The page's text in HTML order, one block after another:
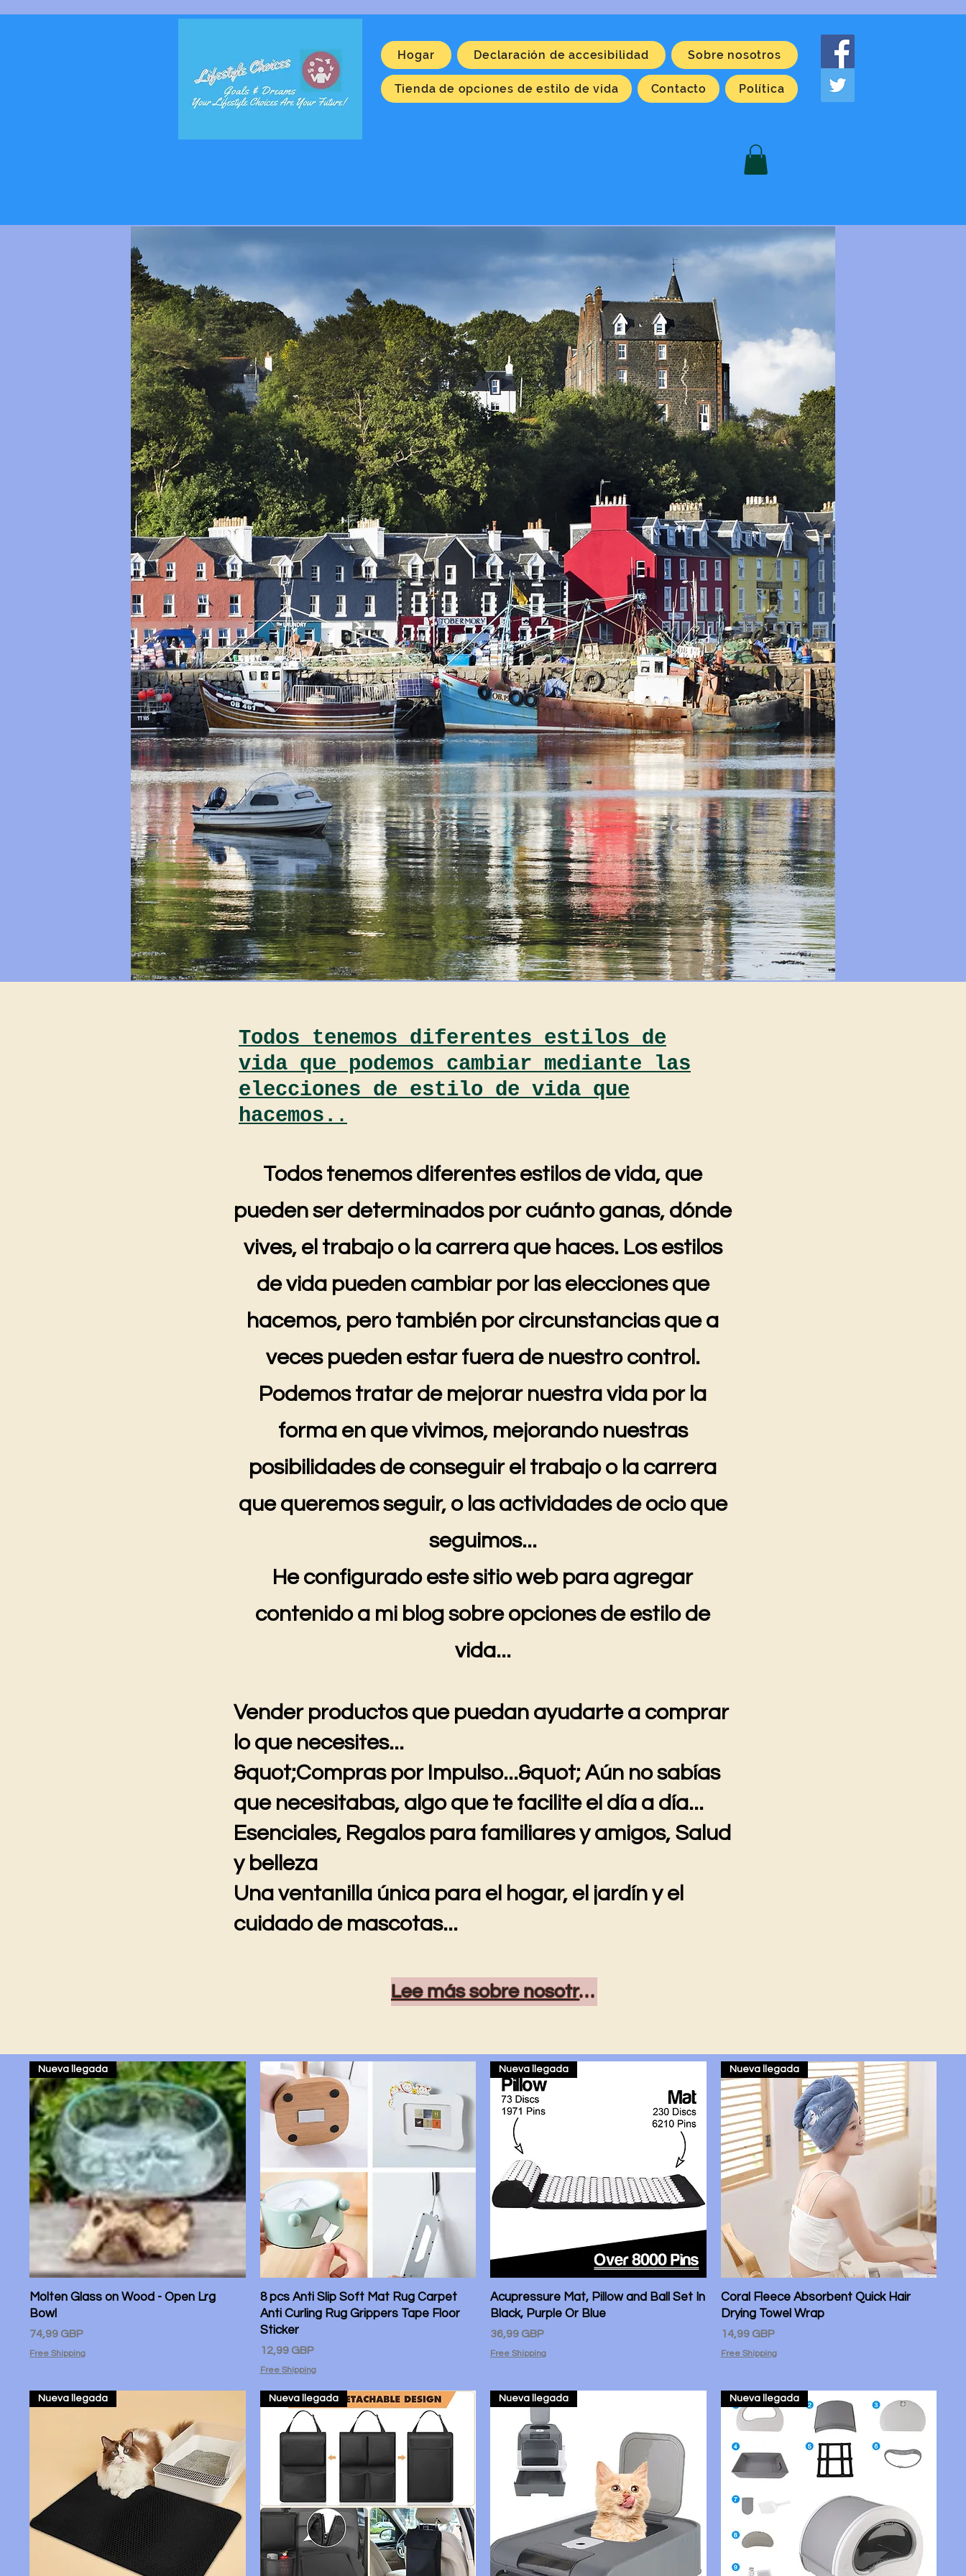
Hogar Declaración de accesibilidad Sobre nosotros
Tienda de opciones de estilo de vida Contacto Política
Todos tenemos diferentes estilos de
vida que podemos cambiar mediante las
elecciones de estilo de vida que
hacemos. .
Todos tenemos diferentes estilos de vida, que
pueden ser determinados por cuánto ganas, dónde
vives, el trabajo o la carrera que haces. Los estilos
de vida pueden cambiar por las elecciones que
hacemos, pero también por circunstancias que a
veces pueden estar fuera de nuestro control.
Podemos tratar de mejorar nuestra vida por la
forma en que vivimos, mejorando nuestras
posibilidades de conseguir el trabajo o la carrera
que queremos seguir, o las actividades de ocio que
seguimos...
He configurado este sitio web para agregar
contenido a mi blog sobre opciones de estilo de
vida...
Vender productos que puedan ayudarte a comprar
lo que necesites...
&quot;Compras por Impulso...&quot; Aún no sabías
que necesitabas, algo que te facilite el día a día...
Esenciales, Regalos para familiares y amigos, Salud
y belleza
Una ventanilla única para el hogar, el jardín y el
cuidado de mascotas...
Lee más sobre nosotros....
Vista rápida
Nueva llegada
Molten Glass on Wood - Open Lrg
Bowl
Precio
74,99 GBP
Free Shipping
Vista rápida
8 pcs Anti Slip Soft Mat Rug Carpet
Anti Curling Rug Grippers Tape Floor
Sticker
Precio
12,99 GBP
Free Shipping
Vista rápida
Nueva llegada
Acupressure Mat, Pillow and Ball Set In
Black, Purple Or Blue
Precio
36,99 GBP
Free Shipping
Vista rápida
Nueva llegada
Coral Fleece Absorbent Quick Hair
Drying Towel Wrap
Precio
14,99 GBP
Free Shipping
Nueva llegada Nueva llegada Nueva llegada Nueva llegada